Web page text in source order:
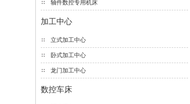
轴件数控专用机床
加工中心
立式加工中心
卧式加工中心
龙门加工中心
数控车床